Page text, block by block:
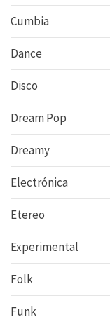
Cumbia
Dance
Disco
Dream Pop
Dreamy
Electrónica
Etereo
Experimental
Folk
Funk